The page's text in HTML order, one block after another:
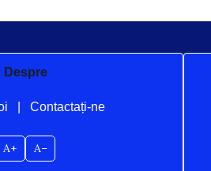
Despre
Contactați-ne
A+ A–